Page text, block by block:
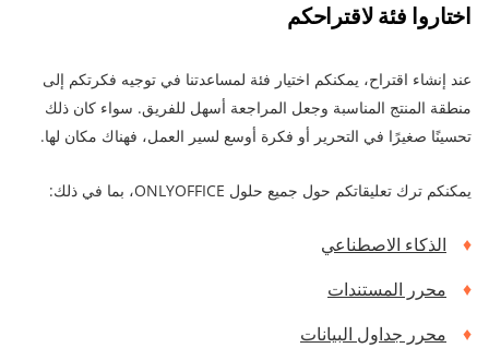
اختاروا فئة لاقتراحكم
عند إنشاء اقتراح، يمكنكم اختيار فئة لمساعدتنا في توجيه فكرتكم إلى
منطقة المنتج المناسبة وجعل المراجعة أسهل للفريق. سواء كان ذلك
تحسينًا صغيرًا في التحرير أو فكرة أوسع لسير العمل، فهناك مكان لها.
يمكنكم ترك تعليقاتكم حول جميع حلول ONLYOFFICE، بما في ذلك:
الذكاء الاصطناعي
محرر المستندات
محرر جداول البيانات